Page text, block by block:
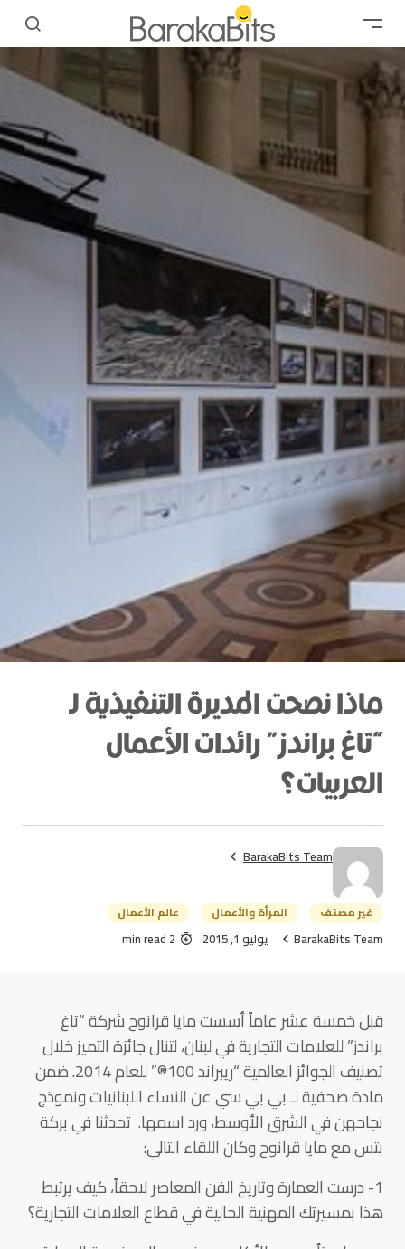
ماذا نصحت المديرة التنفيذية لـ
“تاغ براندز” رائدات الأعمال
العربيات؟
BarakaBits Team
غير مصنف المرأة والأعمال عالم الأعمال
BarakaBits Team يوليو 1, 2015 2 min read
قبل خمسة عشر عاماً أسست مايا قرانوح شركة “تاغ
براندز” للعلامات التجارية في لبنان، لتنال جائزة التميز خلال
تصنيف الجوائز العالمية “ريبراند 100®” للعام 2014. ضمن
مادة صحفية لـ بي بي سي عن النساء اللبنانيات ونموذج
نجاحهن في الشرق الأوسط، ورد اسمها. تحدثنا في بركة
بتس مع مايا قرانوح وكان اللقاء التالي:
1- درست العمارة وتاريخ الفن المعاصر لاحقاً، كيف يرتبط
هذا بمسيرتك المهنية الحالية في قطاع العلامات التجارية؟